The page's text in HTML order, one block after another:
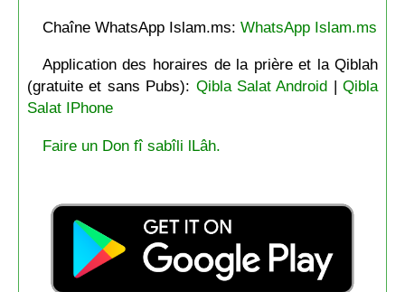
Chaîne WhatsApp Islam.ms: WhatsApp Islam.ms
Application des horaires de la prière et la Qiblah
(gratuite et sans Pubs): Qibla Salat Android |Qibla
Salat IPhone
Faire un Don fî sabîli lLâh.